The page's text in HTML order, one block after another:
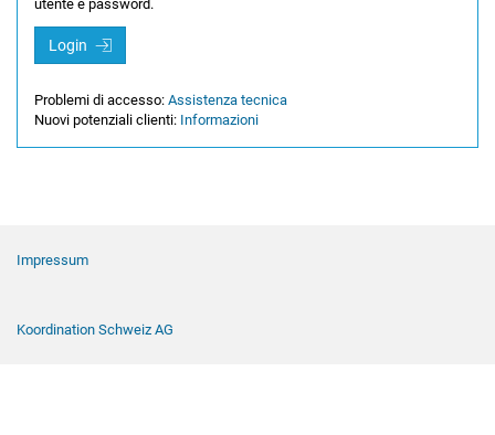
utente e password.
Login
Problemi di accesso: Assistenza tecnica
Nuovi potenziali clienti: Informazioni
Impressum
Koordination Schweiz AG